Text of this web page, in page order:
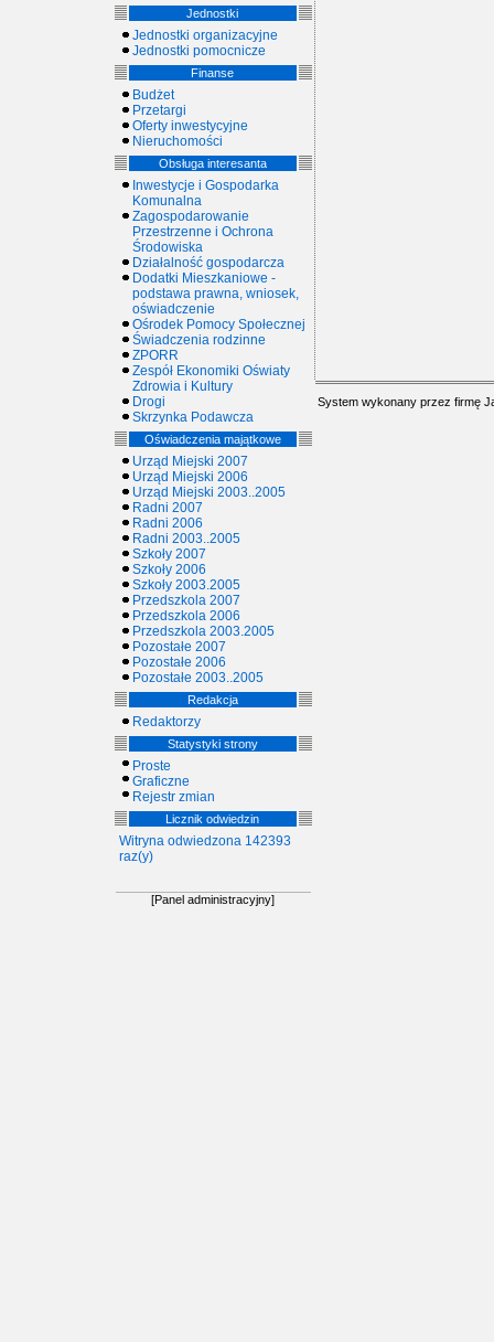
Jednostki
Jednostki organizacyjne
Jednostki pomocnicze
Finanse
Budżet
Przetargi
Oferty inwestycyjne
Nieruchomości
Obsługa interesanta
Inwestycje i Gospodarka
Komunalna
Zagospodarowanie
Przestrzenne i Ochrona
Środowiska
Działalność gospodarcza
Dodatki Mieszkaniowe -
podstawa prawna, wniosek,
oświadczenie
Ośrodek Pomocy Społecznej
Świadczenia rodzinne
ZPORR
Zespół Ekonomiki Oświaty
Zdrowia i Kultury
Drogi
Skrzynka Podawcza
Oświadczenia majątkowe
Urząd Miejski 2007
Urząd Miejski 2006
Urząd Miejski 2003..2005
Radni 2007
Radni 2006
Radni 2003..2005
Szkoły 2007
Szkoły 2006
Szkoły 2003.2005
Przedszkola 2007
Przedszkola 2006
Przedszkola 2003.2005
Pozostałe 2007
Pozostałe 2006
Pozostałe 2003..2005
Redakcja
Redaktorzy
Statystyki strony
Proste
Graficzne
Rejestr zmian
Licznik odwiedzin
Witryna odwiedzona 142393
raz(y)
[Panel administracyjny]
System wykonany przez firmę